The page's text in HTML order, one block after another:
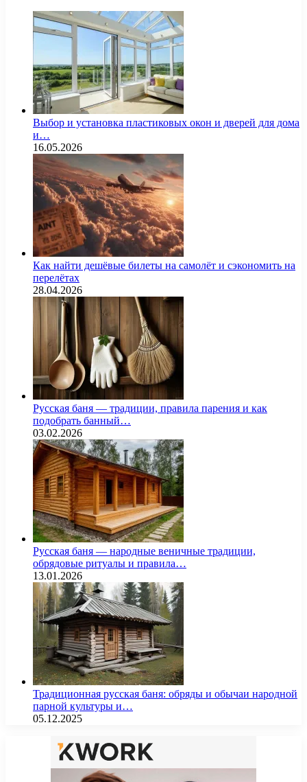
Выбор и установка пластиковых окон и дверей для дома
и…
16.05.2026
Как найти дешёвые билеты на самолёт и сэкономить на
перелётах
28.04.2026
Русская баня — традиции, правила парения и как
подобрать банный…
03.02.2026
Русская баня — народные веничные традиции,
обрядовые ритуалы и правила…
13.01.2026
Традиционная русская баня: обряды и обычаи народной
парной культуры и…
05.12.2025